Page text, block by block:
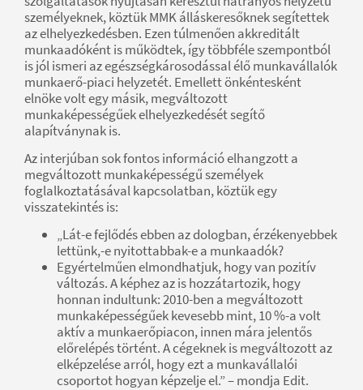
személyeknek, köztük MMK álláskeresőknek segítettek
az elhelyezkedésben. Ezen túlmenően akkreditált
munkaadóként is működtek, így többféle szempontból
is jól ismeri az egészségkárosodással élő munkavállalók
munkaerő-piaci helyzetét. Emellett önkéntesként
elnöke volt egy másik, megváltozott
munkaképességűek elhelyezkedését segítő
alapítványnak is.
Az interjúban sok fontos információ elhangzott a
megváltozott munkaképességű személyek
foglalkoztatásával kapcsolatban, köztük egy
visszatekintés is:
„Lát-e fejlődés ebben az dologban, érzékenyebbek
lettünk,-e nyitottabbak-e a munkaadók?
Egyértelműen elmondhatjuk, hogy van pozitív
változás. A képhez az is hozzátartozik, hogy
honnan indultunk: 2010-ben a megváltozott
munkaképességűek kevesebb mint, 10 %-a volt
aktív a munkaerőpiacon, innen mára jelentős
előrelépés történt. A cégeknek is megváltozott az
elképzelése arról, hogy ezt a munkavállalói
csoportot hogyan képzelje el.” – mondja Edit.